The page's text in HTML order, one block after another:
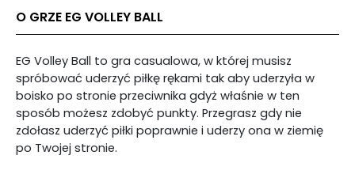
O GRZE EG VOLLEY BALL
EG Volley Ball to gra casualowa, w której musisz
spróbować uderzyć piłkę rękami tak aby uderzyła w
boisko po stronie przeciwnika gdyż właśnie w ten
sposób możesz zdobyć punkty. Przegrasz gdy nie
zdołasz uderzyć piłki poprawnie i uderzy ona w ziemię
po Twojej stronie.